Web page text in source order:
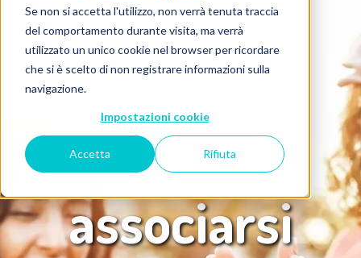
Se non si accetta l'utilizzo, non verrà tenuta traccia
del comportamento durante visita, ma verrà
utilizzato un unico cookie nel browser per ricordare
che si è scelto di non registrare informazioni sulla
navigazione.
Impostazioni cookie
Accetta Rifiuta
Come
associarsi